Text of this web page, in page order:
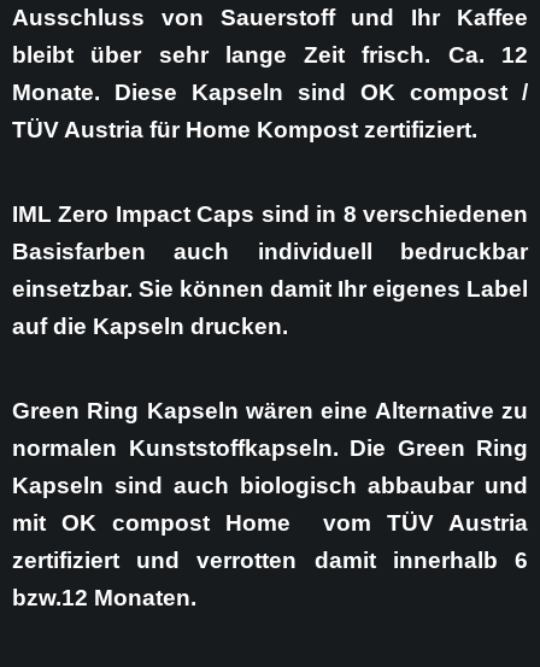
Ausschluss von Sauerstoff und Ihr Kaffee
bleibt über sehr lange Zeit frisch. Ca. 12
Monate. Diese Kapseln sind OK compost /
TÜV Austria für Home Kompost zertifiziert.
IML Zero Impact Caps sind in 8 verschiedenen
Basisfarben auch individuell bedruckbar
einsetzbar. Sie können damit Ihr eigenes Label
auf die Kapseln drucken.
Green Ring Kapseln wären eine Alternative zu
normalen Kunststoffkapseln. Die Green Ring
Kapseln sind auch biologisch abbaubar und
mit OK compost Home vom TÜV Austria
zertifiziert und verrotten damit innerhalb 6
bzw.12 Monaten.